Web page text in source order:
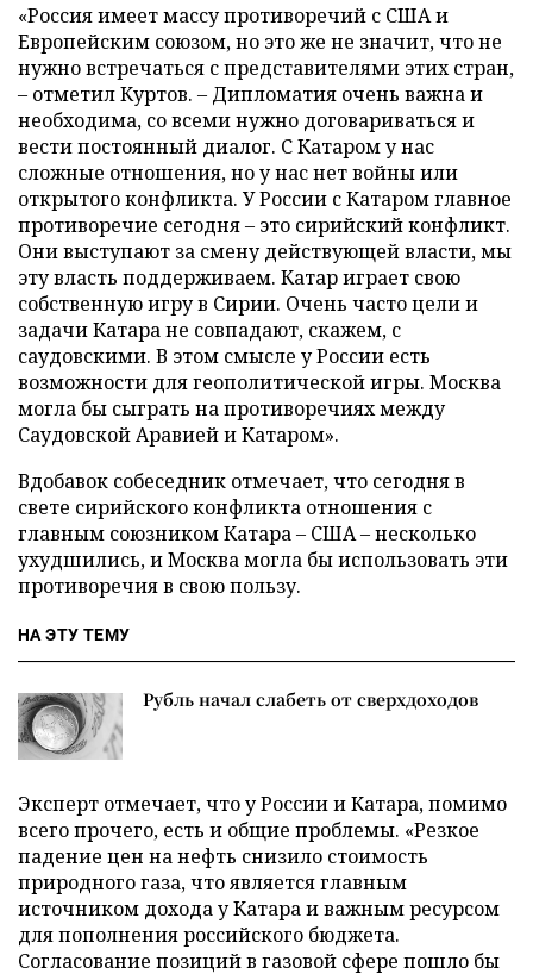
«Россия имеет массу противоречий с США и
Европейским союзом, но это же не значит, что не
нужно встречаться с представителями этих стран,
– отметил Куртов. – Дипломатия очень важна и
необходима, со всеми нужно договариваться и
вести постоянный диалог. С Катаром у нас
сложные отношения, но у нас нет войны или
открытого конфликта. У России с Катаром главное
противоречие сегодня – это сирийский конфликт.
Они выступают за смену действующей власти, мы
эту власть поддерживаем. Катар играет свою
собственную игру в Сирии. Очень часто цели и
задачи Катара не совпадают, скажем, с
саудовскими. В этом смысле у России есть
возможности для геополитической игры. Москва
могла бы сыграть на противоречиях между
Саудовской Аравией и Катаром».
Вдобавок собеседник отмечает, что сегодня в
свете сирийского конфликта отношения с
главным союзником Катара – США – несколько
ухудшились, и Москва могла бы использовать эти
противоречия в свою пользу.
НА ЭТУ ТЕМУ
Рубль начал слабеть от сверхдоходов
Эксперт отмечает, что у России и Катара, помимо
всего прочего, есть и общие проблемы. «Резкое
падение цен на нефть снизило стоимость
природного газа, что является главным
источником дохода у Катара и важным ресурсом
для пополнения российского бюджета.
Согласование позиций в газовой сфере пошло бы